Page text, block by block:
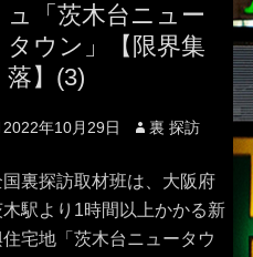
ュ「茨木台ニュー
タウン」【限界集
落】(3)
2022年10月29日 Author
裏 探訪
国裏探訪取材班は、大阪府
木駅より1時間以上かかる新
住宅地「茨木台ニュータウ